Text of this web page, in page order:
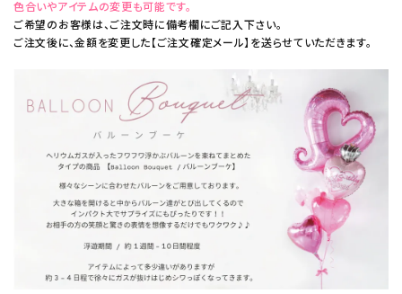
色合いやアイテムの変更も可能です。
ご希望のお客様は、ご注文時に備考欄にご記入下さい。
ご注文後に、金額を変更した【ご注文確定メール】を送らせていただきます。